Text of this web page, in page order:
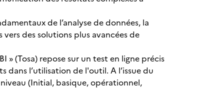
de l’analyse de données, la
des solutions plus avancées de
» (Tosa) repose sur un test en ligne précis
l’utilisation de l'outil. A l’issue du
(Initial, basique, opérationnel,